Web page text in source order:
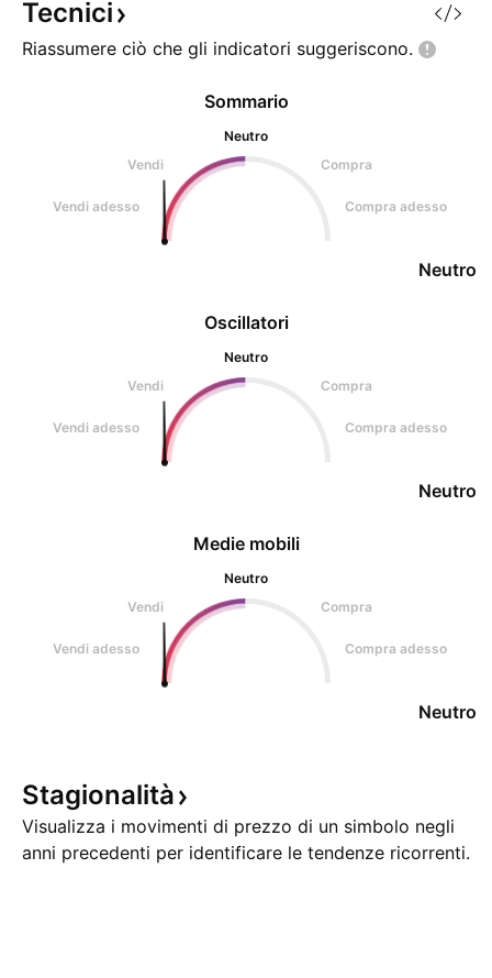
Tecnici
Riassumere ciò che gli indicatori suggeriscono.
Oscillatori
Neutro
Vendi
Compra
Vendi adesso Compra adesso
Neutro
Sommario
Neutro
Vendi
Compra
Vendi adesso Compra adesso
Neutro
Medie mobili
Neutro
Vendi
Compra
Vendi adesso Compra adesso
Neutro
Stagionalità
Visualizza i movimenti di prezzo di un simbolo negli
anni precedenti per identificare le tendenze ricorrenti.